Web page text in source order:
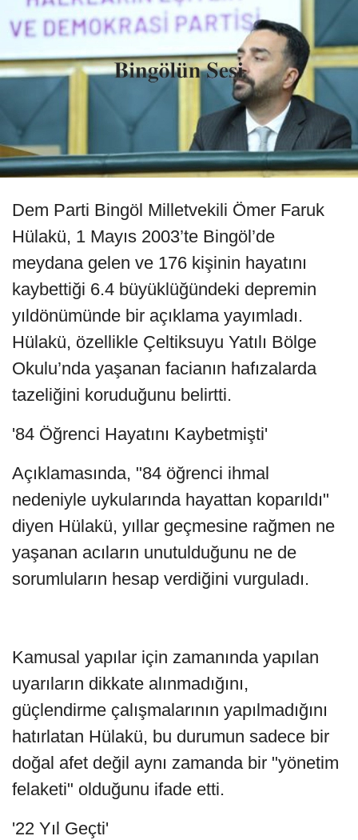
Dem Parti Bingöl Milletvekili Ömer Faruk
Hülakü, 1 Mayıs 2003’te Bingöl’de
meydana gelen ve 176 kişinin hayatını
kaybettiği 6.4 büyüklüğündeki depremin
yıldönümünde bir açıklama yayımladı.
Hülakü, özellikle Çeltiksuyu Yatılı Bölge
Okulu’nda yaşanan facianın hafızalarda
tazeliğini koruduğunu belirtti.
'84 Öğrenci Hayatını Kaybetmişti'
Açıklamasında, "84 öğrenci ihmal
nedeniyle uykularında hayattan koparıldı"
diyen Hülakü, yıllar geçmesine rağmen ne
yaşanan acıların unutulduğunu ne de
sorumluların hesap verdiğini vurguladı.
Kamusal yapılar için zamanında yapılan
uyarıların dikkate alınmadığını,
güçlendirme çalışmalarının yapılmadığını
hatırlatan Hülakü, bu durumun sadece bir
doğal afet değil aynı zamanda bir "yönetim
felaketi" olduğunu ifade etti.
'22 Yıl Geçti'